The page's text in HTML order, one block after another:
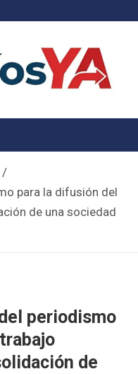
para la difusión del
de una sociedad
periodismo
de